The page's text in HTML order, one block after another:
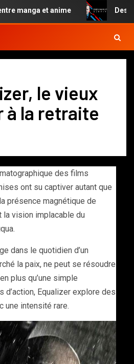
et anime Designated
le vieux
à la retraite
des films
ont su captiver autant que
présence magnétique de
la vision implacable du
dans le quotidien d’un
la paix, ne peut se résoudre
plus qu’une simple
d’action, Equalizer explore des
une intensité rare.